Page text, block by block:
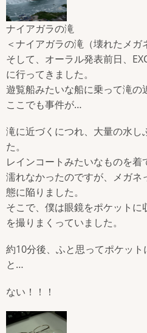
ナイアガラの滝
＜ナイアガラの滝（壊れたメガ
そして、オーラル発表前日、
に行ってきました。
遊覧船みたいな船に乗って滝の
ここでも事件が…
滝に近づくにつれ、大量の水し
た。
レインコートみたいなものを
濡れなかったのですが、メガネ
態に陥りました。
そこで、僕は眼鏡をポケット
を撮りまくっていました。
約10分後、ふと思ってポケッ
と…
ない！！！